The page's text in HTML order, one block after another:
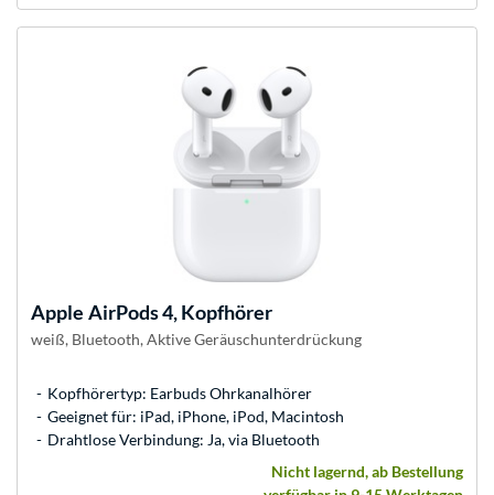
Apple AirPods 4, Kopfhörer
weiß, Bluetooth, Aktive Geräusch­unter­drückung
Kopfhörertyp: Earbuds Ohrkanalhörer
Geeignet für: iPad, iPhone, iPod, Macintosh
Drahtlose Verbindung: Ja, via Bluetooth
Nicht lagernd, ab Bestellung